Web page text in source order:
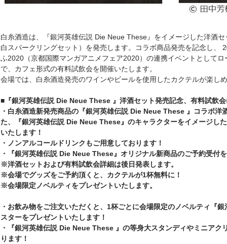
白糸酒造は、『銀河英雄伝説 Die Neue These』をイメージした洋酒
白スパークリングセット）を発売します。コラボ商品発売を記念し、
ふ2020（京都国際マンガアニメフェア2020）の連携イベントとして
で、カフェ形式の有料試飲会を開催いたします。
会場では、白糸酒造発売のワインやビールを使用したカクテルが楽しめ
■『銀河英雄伝説 Die Neue These 』洋酒セット発売記念、有料試飲
・白糸酒造新発売商品の『銀河英雄伝説 Die Neue These 』コラボ洋
た、『銀河英雄伝説 Die Neue These』のキャラクターをイメージし
いたします！
・ノンアルコールドリンクもご用意しております！
・『銀河英雄伝説 Die Neue These』オリジナル新商品のご予約受付
※洋酒セットおよび有料試飲会詳細は後日発表します。
※会場でグッズをご予約頂くと、カクテルが1杯無料に！
※会場限定ノベルティをプレゼントいたします。
・お飲み物をご注文いただくと、1杯ごとに会場限定のノベルティ『
スターをプレゼントいたします！
・『銀河英雄伝説 Die Neue These 』の等身大スタンディやミニアク
ります！